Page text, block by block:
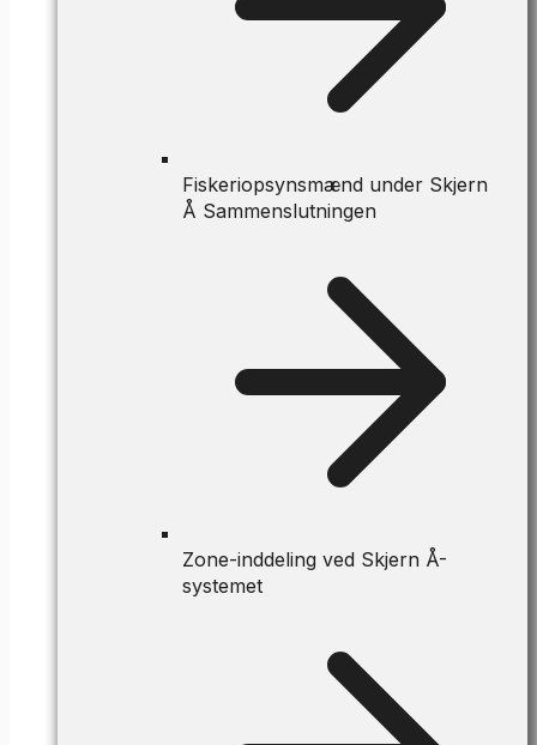
Fiskeriopsynsmænd under Skjern
Å Sammenslutningen
Zone-inddeling ved Skjern Å-
systemet